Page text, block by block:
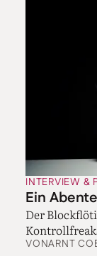
Er denkt also
die Figuren
Ja, aber er
Blick, wie wir
Schatten oder
bezeichnet
der Bühne.
„Orpheus und
einzigen Satz
am Anfang,
INTERVIEW &
Ein
Der
VONARNT